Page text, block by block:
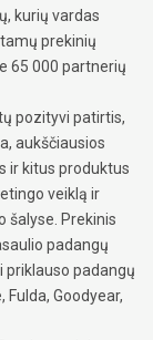
kurių vardas
prekinių
65 000 partnerių
pozityvi patirtis,
aukščiausios
ir kitus produktus
veiklą ir
šalyse. Prekinis
padangų
priklauso padangų
Fulda, Goodyear,